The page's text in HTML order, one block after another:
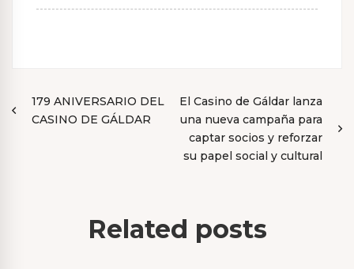
N
179 ANIVERSARIO DEL
CASINO DE GÁLDAR
El Casino de Gáldar lanza
una nueva campaña para
captar socios y reforzar
su papel social y cultural
Related posts